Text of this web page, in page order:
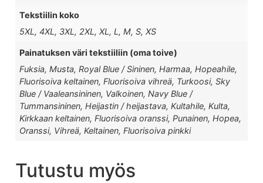
Tekstiilin koko
5XL, 4XL, 3XL, 2XL, XL, L, M, S, XS
Painatuksen väri tekstiiliin (oma toive)
Fuksia, Musta, Royal Blue / Sininen, Harmaa, Hopeahile,
Fluorisoiva keltainen, Fluorisoiva vihreä, Turkoosi, Sky
Blue / Vaaleansininen, Valkoinen, Navy Blue /
Tummansininen, Heijastin / heijastava, Kultahile, Kulta,
Kirkkaan keltainen, Fluorisoiva oranssi, Punainen, Hopea,
Oranssi, Vihreä, Keltainen, Fluorisoiva pinkki
Tutustu myös